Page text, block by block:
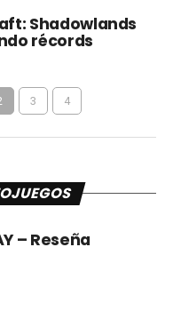
Shadowlands
récords
3 4
– Reseña